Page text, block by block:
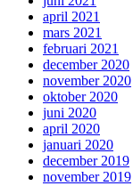
april 2021
mars 2021
februari 2021
december 2020
november 2020
oktober 2020
juni 2020
april 2020
januari 2020
december 2019
november 2019